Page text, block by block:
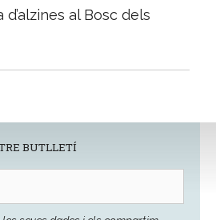
al Bosc dels
BUTLLETÍ